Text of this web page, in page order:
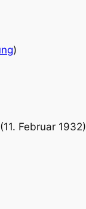
)
(11. Februar 1932)